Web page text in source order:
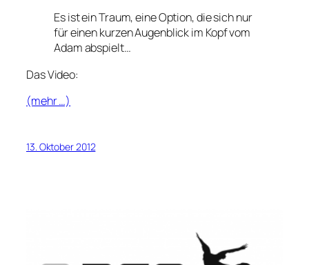
Es ist ein Traum, eine Option, die sich nur
für einen kurzen Augenblick im Kopf vom
Adam abspielt…
Das Video:
(mehr …)
13. Oktober 2012